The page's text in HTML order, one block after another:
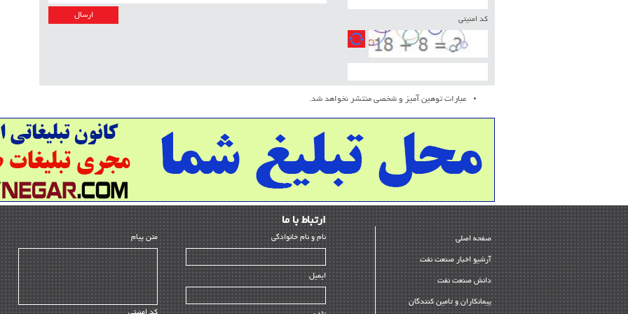
کد امنیتی
عبارات توهین آمیز و شخصی منتشر نخواهد شد.
صفحه اصلی
آرشیو اخبار صنعت نفت
دانش صنعت نفت
پیمانکاران و تامین کنندگان
ارﺗﺒﺎط ﺑﺎ ما
ﻧﺎم و ﻧﺎم ﺧﺎﻧﻮادﮔﻰ
ایمیل
متن پیام
کد امنیتی